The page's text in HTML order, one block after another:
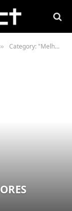
» Category: "Melhores produtos"